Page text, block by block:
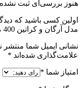
هنوز بررسی‌ای ثبت
اولین کسی باشید که
مدل آرگان و کراتین 400 میل”
نشانی ایمیل شما منتشر
علامت‌گذاری شده‌اند *
امتیاز شما *